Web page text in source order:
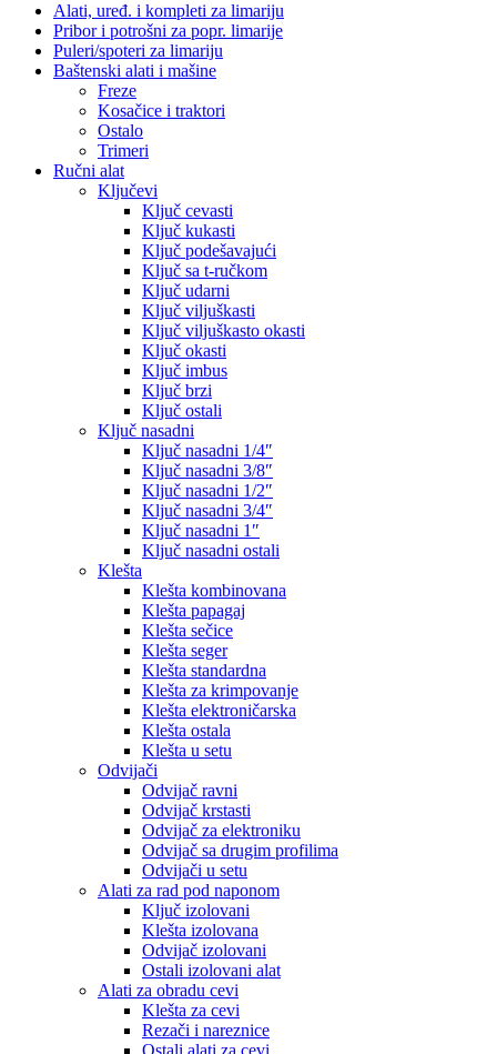
Alati, uređ. i kompleti za limariju
Pribor i potrošni za popr. limarije
Puleri/spoteri za limariju
Baštenski alati i mašine
Freze
Kosačice i traktori
Ostalo
Trimeri
Ručni alat
Ključevi
Ključ cevasti
Ključ kukasti
Ključ podešavajući
Ključ sa t-ručkom
Ključ udarni
Ključ viljuškasti
Ključ viljuškasto okasti
Ključ okasti
Ključ imbus
Ključ brzi
Ključ ostali
Ključ nasadni
Ključ nasadni 1/4″
Ključ nasadni 3/8″
Ključ nasadni 1/2″
Ključ nasadni 3/4″
Ključ nasadni 1″
Ključ nasadni ostali
Klešta
Klešta kombinovana
Klešta papagaj
Klešta sečice
Klešta seger
Klešta standardna
Klešta za krimpovanje
Klešta elektroničarska
Klešta ostala
Klešta u setu
Odvijači
Odvijač ravni
Odvijač krstasti
Odvijač za elektroniku
Odvijač sa drugim profilima
Odvijači u setu
Alati za rad pod naponom
Ključ izolovani
Klešta izolovana
Odvijač izolovani
Ostali izolovani alat
Alati za obradu cevi
Klešta za cevi
Rezači i nareznice
Ostali alati za cevi